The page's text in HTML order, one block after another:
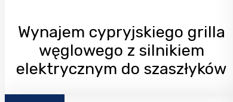
Wynajem cypryjskiego grilla
węglowego z silnikiem
elektrycznym do szaszłyków